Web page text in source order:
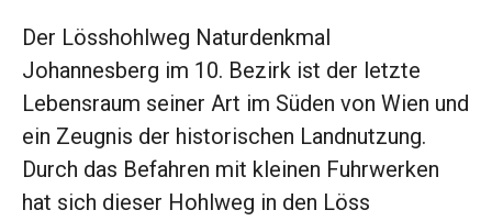
Der Lösshohlweg Naturdenkmal
Johannesberg im 10. Bezirk ist der letzte
Lebensraum seiner Art im Süden von Wien und
ein Zeugnis der historischen Landnutzung.
Durch das Befahren mit kleinen Fuhrwerken
hat sich dieser Hohlweg in den Löss